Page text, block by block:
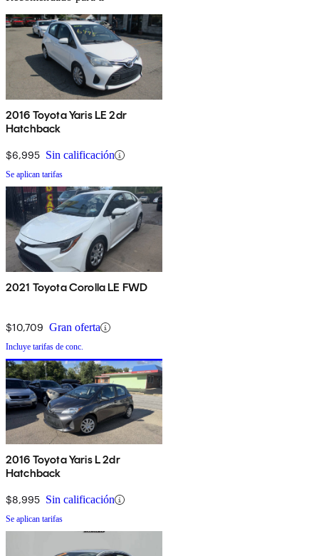
2016 Toyota Yaris LE 2dr
Hatchback
$6,995 Sin calificación
Se aplican tarifas
2021 Toyota Corolla LE FWD
$10,709 Gran oferta
Incluye tarifas de conc.
2016 Toyota Yaris L 2dr
Hatchback
$8,995 Sin calificación
Se aplican tarifas